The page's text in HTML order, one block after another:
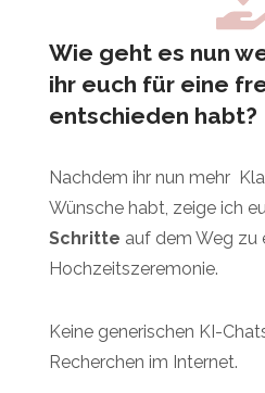
Wie geht es nun
ihr euch für eine
entschieden habt?
Nachdem ihr nun mehr
Wünsche habt, zeige ich
Schritte auf dem Weg zu
Hochzeitszeremonie.
Keine generischen KI-
Recherchen im Internet.